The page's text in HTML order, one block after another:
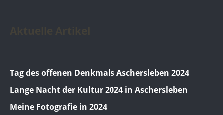
Tag des offenen Denkmals Aschersleben 2024
Lange Nacht der Kultur 2024 in Aschersleben
Meine Fotografie in 2024